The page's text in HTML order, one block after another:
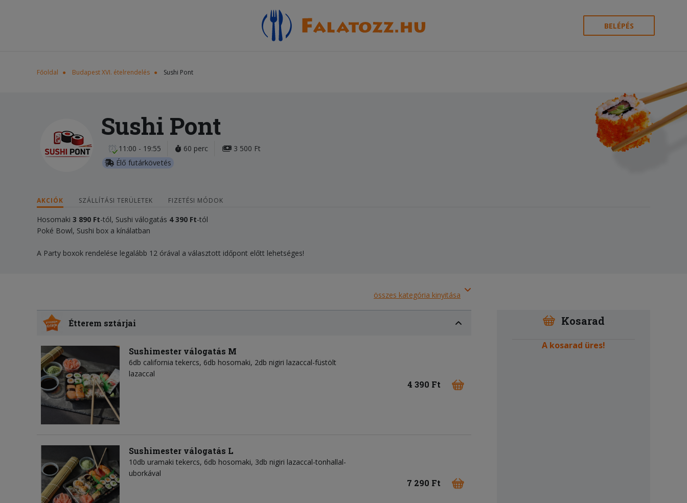
BELÉPÉS
Főoldal Budapest XVI. ételrendelés Sushi Pont
Sushi Pont
11:00 - 19:55 60 perc
3 500 Ft
Élő futárkövetés
AKCIÓK SZÁLLÍTÁSI TERÜLETEK FIZETÉSI MÓDOK
Hosomaki 3 890 Ft-tól, Sushi válogatás 4 390 Ft-tól
Poké Bowl, Sushi box a kínálatban
A Party boxok rendelése legalább 12 órával a választott időpont előtt lehetséges!
összes kategória kinyitása
Étterem sztárjai
Sushimester válogatás M
6db california tekercs, 6db hosomaki, 2db nigiri lazaccal-füstölt
lazaccal
4 390 Ft
Sushimester válogatás L
10db uramaki tekercs, 6db hosomaki, 3db nigiri lazaccal-tonhallal-
uborkával
7 290 Ft
Kosarad
A kosarad üres!